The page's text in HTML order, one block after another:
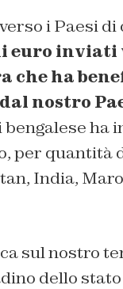
i Paesi di
euro inviati
che ha
nostro
ha
per quantità
India,
sul nostro
dello